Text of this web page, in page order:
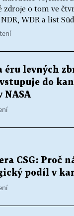
zdroje o tom ve
WDR a list
éru levných
do
NASA
CSG: Proč
podíl v